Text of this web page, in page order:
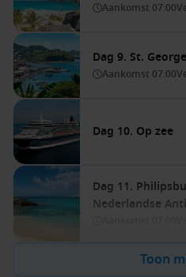
Aankomst 07:00
Dag 9. St.
Aankomst 07:00
Dag 10. Op zee
Dag 11.
Nederlandse
Toon